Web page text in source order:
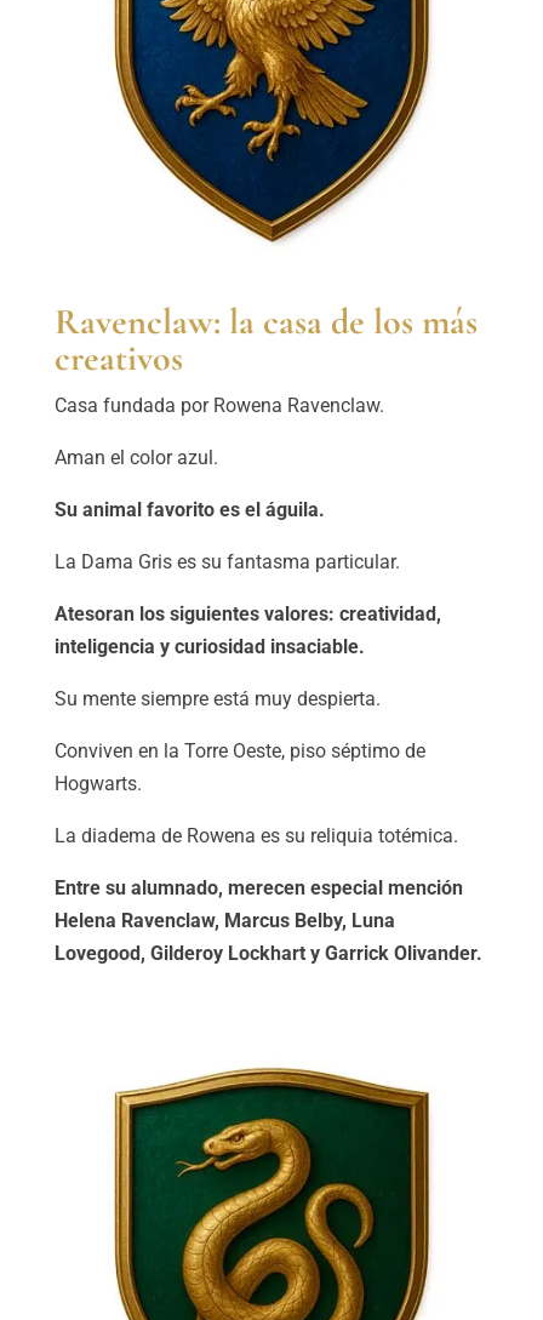
Ravenclaw: la casa de los más
creativos
Casa fundada por Rowena Ravenclaw.
Aman el color azul.
Su animal favorito es el águila.
La Dama Gris es su fantasma particular.
Atesoran los siguientes valores: creatividad,
inteligencia y curiosidad insaciable.
Su mente siempre está muy despierta.
Conviven en la Torre Oeste, piso séptimo de
Hogwarts.
La diadema de Rowena es su reliquia totémica.
Entre su alumnado, merecen especial mención
Helena Ravenclaw, Marcus Belby, Luna
Lovegood, Gilderoy Lockhart y Garrick Olivander.